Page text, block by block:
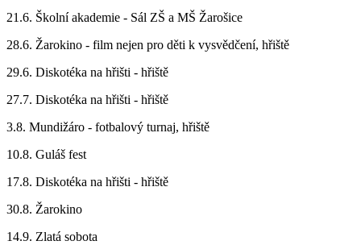
21.6. Školní akademie - Sál ZŠ a MŠ Žarošice
28.6. Žarokino - film nejen pro děti k vysvědčení, hřiště
29.6. Diskotéka na hřišti - hřiště
27.7. Diskotéka na hřišti - hřiště
3.8. Mundižáro - fotbalový turnaj, hřiště
10.8. Guláš fest
17.8. Diskotéka na hřišti - hřiště
30.8. Žarokino
14.9. Zlatá sobota